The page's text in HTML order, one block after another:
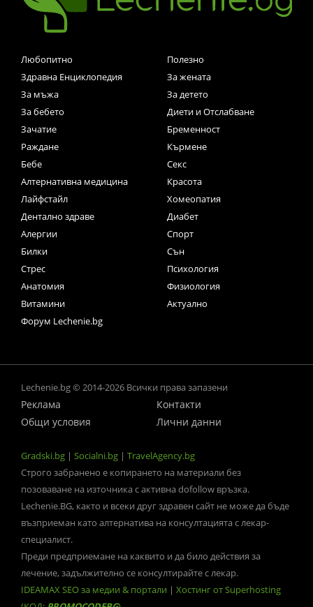
Любопитно
Полезно
Здравна Енциклопедия
За жената
За мъжа
За детето
За бебето
Диети и Отслабване
Зачатие
Бременност
Раждане
Кърмене
Бебе
Секс
Алтернативна медицина
Красота
Лайфстайл
Хомеопатия
Дентално здраве
Диабет
Алергии
Спорт
Билки
Сън
Стрес
Психология
Анатомия
Физиология
Витамини
Актуално
Форум Lechenie.bg
Lechenie.bg © 2014-2026 Всички права запазени
Реклама
Контакти
Общи условия
Лични данни
Gradski.bg | Socialni.bg | TravelAgency.bg
Строго забранено е копирането на материали без
позоваване на източника с активна dofollow връзка.
Lechenie.BG, както и всеки друг здравен сайт не може да бъде
възприеман като алтернатива на консултацията с лекар-
специалист.
Преди предприемане на каквито и да било действия за
лечение, задължително се консултирайте с лекар.
IDEAMAX SEO за медии & портали | Хостинг от Superhosting